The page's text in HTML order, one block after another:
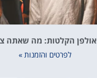
אולפן הקלטות: מה שאתה
לפרטים והזמנות »